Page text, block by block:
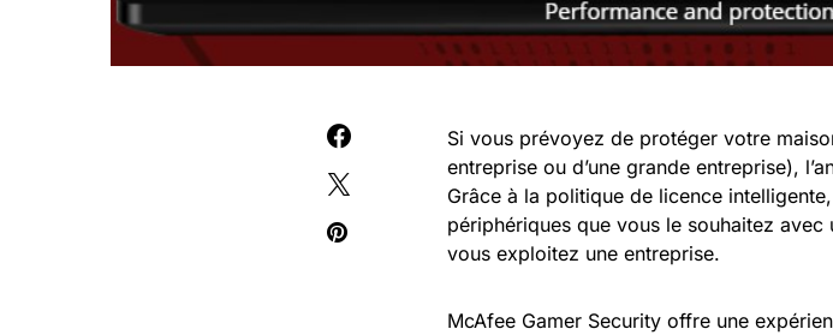
Si vous prévoyez de protéger votre
entreprise ou d’une grande entreprise),
Grâce à la politique de licence
périphériques que vous le souhaitez
vous exploitez une entreprise.
McAfee Gamer Security offre une